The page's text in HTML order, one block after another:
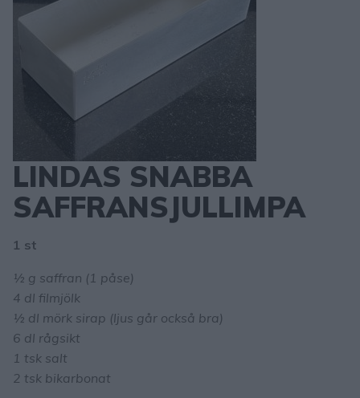
LINDAS SNABBA
SAFFRANSJULLIMPA
1 st
½ g saffran (1 påse)
4 dl filmjölk
½ dl mörk sirap (ljus går också bra)
6 dl rågsikt
1 tsk salt
2 tsk bikarbonat